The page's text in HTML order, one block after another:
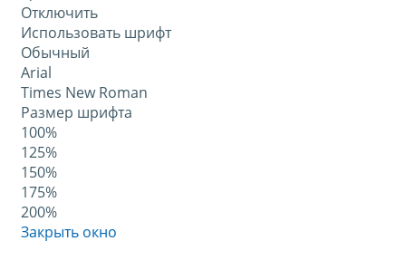
Отключить
Использовать шрифт
Обычный
Arial
Times New Roman
Размер шрифта
100%
125%
150%
175%
200%
Закрыть окно